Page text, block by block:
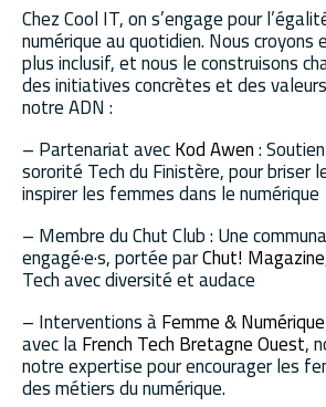
Chez Cool IT, on s’engage pour
numérique au quotidien. Nous croyons
plus inclusif, et nous le construisons
des initiatives concrètes et des
notre ADN :
– Partenariat avecKod Awen:
sororité Tech du Finistère, pour briser
inspirer les femmes dans le numérique
– Membre du Chut Club : Une
engagé·e·s, portée parChut! Magazine
Tech avec diversité et audace
– Interventions àFemme & Numérique
avec laFrench Tech Bretagne Ouest,
notre expertise pour encourager les
des métiers du numérique.